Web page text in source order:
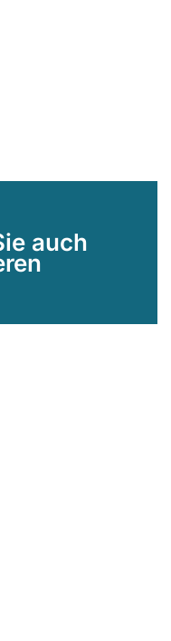
auch